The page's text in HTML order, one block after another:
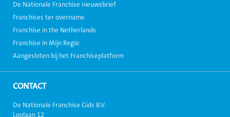
De Nationale Franchise nieuwsbrief
Franchises ter overname
Franchise in the Netherlands
Franchise in Mijn Regio
Aangesloten bij het Franchiseplatform
CONTACT
De Nationale Franchise Gids B.V.
Loolaan 12